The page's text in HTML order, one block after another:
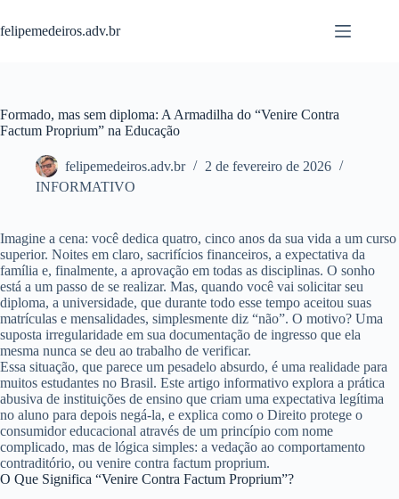
para
o
felipemedeiros.adv.br
Formado, mas sem diploma: A Armadilha do “Venire Contra
Factum Proprium” na Educação
felipemedeiros.adv.br
2 de fevereiro de 2026
INFORMATIVO
Imagine a cena: você dedica quatro, cinco anos da sua vida a um curso
superior. Noites em claro, sacrifícios financeiros, a expectativa da
família e, finalmente, a aprovação em todas as disciplinas. O sonho
está a um passo de se realizar. Mas, quando você vai solicitar seu
diploma, a universidade, que durante todo esse tempo aceitou suas
matrículas e mensalidades, simplesmente diz “não”. O motivo? Uma
suposta irregularidade em sua documentação de ingresso que ela
mesma nunca se deu ao trabalho de verificar.
Essa situação, que parece um pesadelo absurdo, é uma realidade para
muitos estudantes no Brasil. Este artigo informativo explora a prática
abusiva de instituições de ensino que criam uma expectativa legítima
no aluno para depois negá-la, e explica como o Direito protege o
consumidor educacional através de um princípio com nome
complicado, mas de lógica simples: a vedação ao comportamento
contraditório, ou venire contra factum proprium.
O Que Significa “Venire Contra Factum Proprium”?